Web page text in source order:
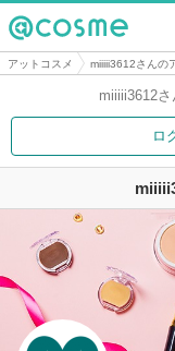
@cosme
アットコスメ miiiii3612さんの
miiiii3612さ
ロ